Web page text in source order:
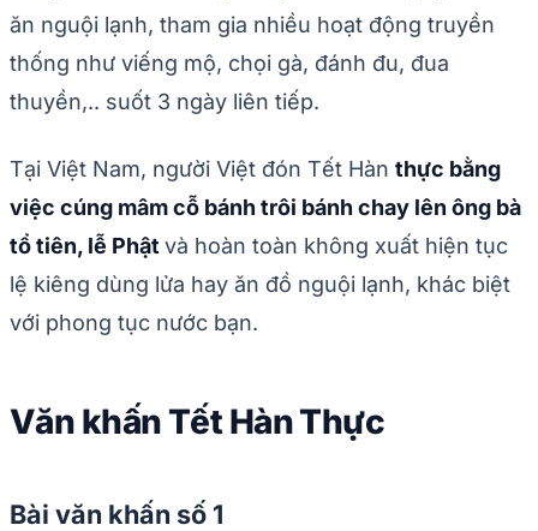
ăn nguội lạnh, tham gia nhiều hoạt động truyền
thống như viếng mộ, chọi gà, đánh đu, đua
thuyền,.. suốt 3 ngày liên tiếp.
Tại Việt Nam, người Việt đón Tết Hàn thực bằng
việc cúng mâm cỗ bánh trôi bánh chay lên ông bà
tổ tiên, lễ Phật và hoàn toàn không xuất hiện tục
lệ kiêng dùng lửa hay ăn đồ nguội lạnh, khác biệt
với phong tục nước bạn.
Văn khấn Tết Hàn Thực
Bài văn khấn số 1